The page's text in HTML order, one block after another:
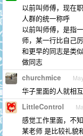
以前叫师傅，现在
人群的统一称呼
以前叫师傅，是指
师，某一行比自己
和更早的同志是类
做同志
churchmice
华子里面的人就相
LittleControl
感觉工作里面，不
某老师 是比较礼貌